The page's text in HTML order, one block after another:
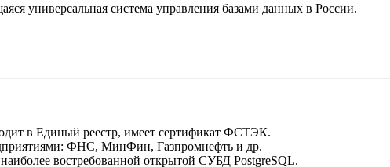
универсальная система управления базами данных в России.
в Единый реестр, имеет сертификат ФСТЭК.
ФНС, МинФин, Газпромнефть и др.
востребованной открытой СУБД PostgreSQL.